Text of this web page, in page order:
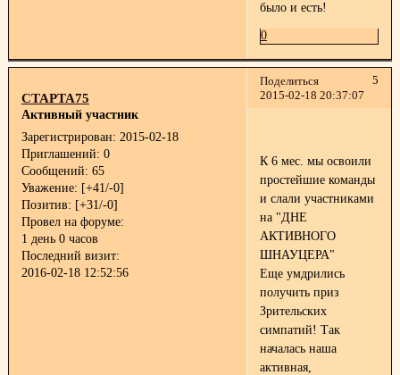
было и есть!
0
Поделиться
5
2015-02-18 20:37:07
СТАРТА75
Активный участник
Зарегистрирован: 2015-02-18
Приглашений: 0
Сообщений: 65
Уважение: [+41/-0]
Позитив: [+31/-0]
Провел на форуме:
1 день 0 часов
Последний визит:
2016-02-18 12:52:56
К 6 мес. мы освоили
простейшие команды
и слали участниками
на "ДНЕ
АКТИВНОГО
ШНАУЦЕРА"
Еще умдрились
получить приз
Зрительских
симпатий! Так
началась наша
активная,